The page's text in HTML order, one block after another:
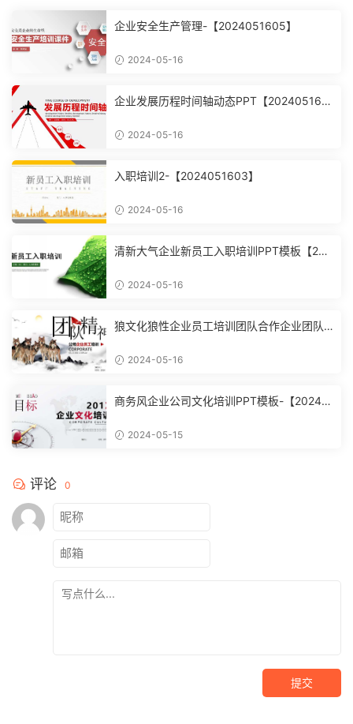
企业安全生产管理-【2024051605】
2024-05-16
企业发展历程时间轴动态PPT【202405160
2024-05-16
入职培训2-【2024051603】
2024-05-16
清新大气企业新员工入职培训PPT模板【202
2024-05-16
狼文化狼性企业员工培训团队合作企业团队
2024-05-16
商务风企业公司文化培训PPT模板-【20240
2024-05-15
评论 0
提交